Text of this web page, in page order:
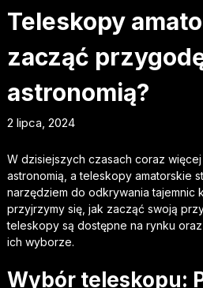
Teleskopy
zacząć
astronomią?
2 lipca, 2024
W dzisiejszych czasach coraz
astronomią, a teleskopy amatorskie
narzędziem do odkrywania tajemnic
przyjrzymy się, jak zacząć swoją
teleskopy są dostępne na rynku
ich wyborze.
Wybór teleskopu: